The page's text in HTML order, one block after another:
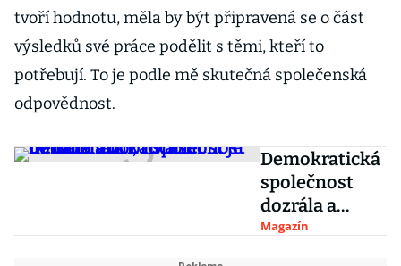
tvoří hodnotu, měla by být připravená se o část
výsledků své práce podělit s těmi, kteří to
potřebují. To je podle mě skutečná společenská
odpovědnost.
Demokratická
společnost
dozrála a
dobročinnost
Magazín